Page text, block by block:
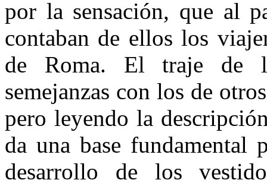
por la sensación, que al
contaban de ellos los
de Roma. El traje de
semejanzas con los de
pero leyendo la
da una base fundamental
desarrollo de los